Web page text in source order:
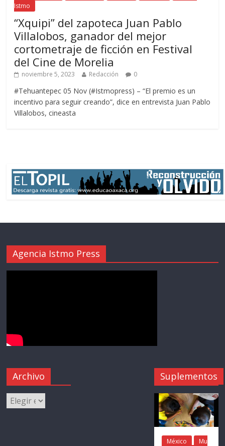
Istmo
“Xquipi” del zapoteca Juan Pablo
Villalobos, ganador del mejor
cortometraje de ficción en Festival
del Cine de Morelia
noviembre 5, 2023 Redacción 0
#Tehuantepec 05 Nov (#Istmopress) – “El premio es un
incentivo para seguir creando”, dice en entrevista Juan Pablo
Villalobos, cineasta
Agencia Istmo Press
Archivo Suplementos
México
Mu